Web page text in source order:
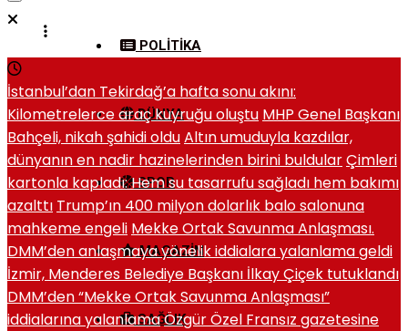
POLITIKA
DÜNYA
SPOR
MAGAZIN
SAĞLIK
İstanbul’dan Tekirdağ’a hafta sonu akını:
Kilometrelerce araç kuyruğu oluştu MHP Genel Başkanı
Bahçeli, nikah şahidi olduAltın umuduyla kazdılar,
dünyanın en nadir hazinelerinden birini buldularÇimleri
kartonla kapladı: Hem su tasarrufu sağladı hem bakımı
azalttı Trump’ın 400 milyon dolarlık balo salonuna
mahkeme engeli Mekke Ortak Savunma Anlaşması.
DMM’den anlaşmaya yönelik iddialara yalanlama geldi
İzmir, Menderes Belediye Başkanı İlkay Çiçek tutuklandı
DMM’den “Mekke Ortak Savunma Anlaşması”
iddialarına yalanlamaÖzgür Özel Fransız gazetesine